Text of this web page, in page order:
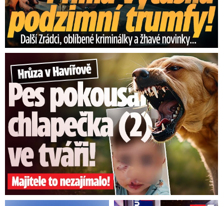
Hrůza v Havířově: Pes pokousal chlapečka (2) ve tváři!